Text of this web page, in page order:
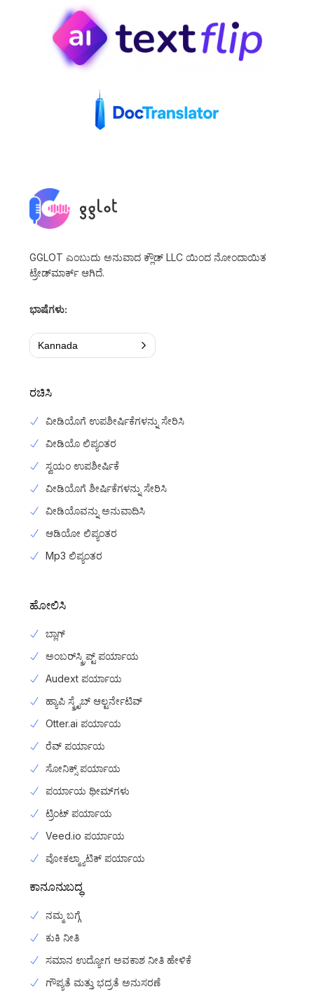
GGLOT ಎಂಬುದು ಅನುವಾದ ಕ್ಲೌಡ್ LLC ಯಿಂದ ನೋಂದಾಯಿತ
ಟ್ರೇಡ್‌ಮಾರ್ಕ್ ಆಗಿದೆ.
ಭಾಷೆಗಳು:
Kannada
ರಚಿಸಿ
ವೀಡಿಯೊಗೆ ಉಪಶೀರ್ಷಿಕೆಗಳನ್ನು ಸೇರಿಸಿ
ವೀಡಿಯೊ ಲಿಪ್ಯಂತರ
ಸ್ವಯಂ ಉಪಶೀರ್ಷಿಕೆ
ವೀಡಿಯೊಗೆ ಶೀರ್ಷಿಕೆಗಳನ್ನು ಸೇರಿಸಿ
ವೀಡಿಯೊವನ್ನು ಅನುವಾದಿಸಿ
ಆಡಿಯೋ ಲಿಪ್ಯಂತರ
Mp3 ಲಿಪ್ಯಂತರ
ಹೋಲಿಸಿ
ಬ್ಲಾಗ್
ಅಂಬರ್‌ಸ್ಕ್ರಿಪ್ಟ್ ಪರ್ಯಾಯ
Audext ಪರ್ಯಾಯ
ಹ್ಯಾಪಿ ಸ್ಕ್ರೈಬ್ ಆಲ್ಟರ್ನೇಟಿವ್
Otter.ai ಪರ್ಯಾಯ
ರೆವ್ ಪರ್ಯಾಯ
ಸೋನಿಕ್ಸ್ ಪರ್ಯಾಯ
ಪರ್ಯಾಯ ಥೀಮ್‌ಗಳು
ಟ್ರಿಂಟ್ ಪರ್ಯಾಯ
Veed.io ಪರ್ಯಾಯ
ವೋಕಲ್ಮ್ಯಾಟಿಕ್ ಪರ್ಯಾಯ
ಕಾನೂನುಬದ್ಧ
ನಮ್ಮ ಬಗ್ಗೆ
ಕುಕಿ ನೀತಿ
ಸಮಾನ ಉದ್ಯೋಗ ಅವಕಾಶ ನೀತಿ ಹೇಳಿಕೆ
ಗೌಪ್ಯತೆ ಮತ್ತು ಭದ್ರತೆ ಅನುಸರಣೆ